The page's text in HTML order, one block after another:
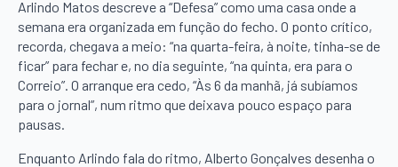
Arlindo Matos descreve a “Defesa” como uma casa onde a
semana era organizada em função do fecho. O ponto crítico,
recorda, chegava a meio: “na quarta-feira, à noite, tinha-se de
ficar” para fechar e, no dia seguinte, “na quinta, era para o
Correio”. O arranque era cedo, “Às 6 da manhã, já subíamos
para o jornal”, num ritmo que deixava pouco espaço para
pausas.
Enquanto Arlindo fala do ritmo, Alberto Gonçalves desenha o